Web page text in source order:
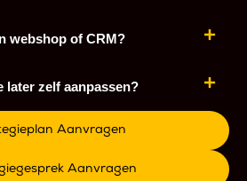
webshop of CRM?
later zelf aanpassen?
Aanvragen
Aanvragen